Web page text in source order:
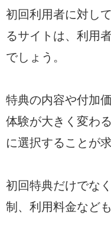
初回利用者に対し
るサイトは、利用
でしょう。
特典の内容や付加
体験が大きく変わ
に選択することが
初回特典だけでな
制、利用料金など